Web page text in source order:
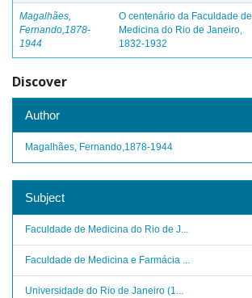
Magalhães,
Fernando,1878-
1944
O centenário da Faculdade de
Medicina do Rio de Janeiro,
1832-1932
Discover
Author
Magalhães, Fernando,1878-1944
Subject
Faculdade de Medicina do Rio de J...
Faculdade de Medicina e Farmácia ...
Universidade do Rio de Janeiro (1...